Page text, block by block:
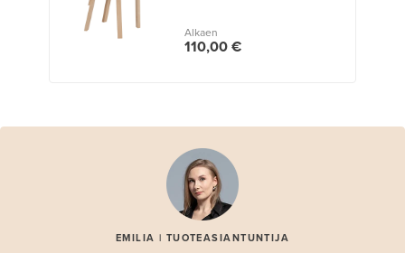
Alkaen
110,00 €
EMILIA | TUOTEASIANTUNTIJA